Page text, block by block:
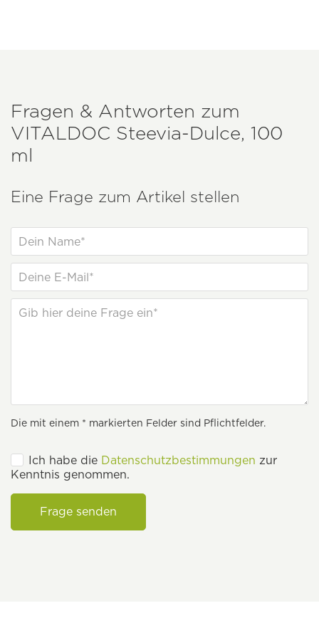
Fragen & Antworten zum
VITALDOC Steevia-Dulce, 100
ml
Eine Frage zum Artikel stellen
Die mit einem * markierten Felder sind Pflichtfelder.
Ich habe die Datenschutzbestimmungen zur
Kenntnis genommen.
Frage senden